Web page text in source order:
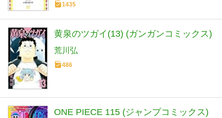
1435
黄泉のツガイ(13) (ガンガンコミックス)
荒川弘
486
ONE PIECE 115 (ジャンプコミックス)